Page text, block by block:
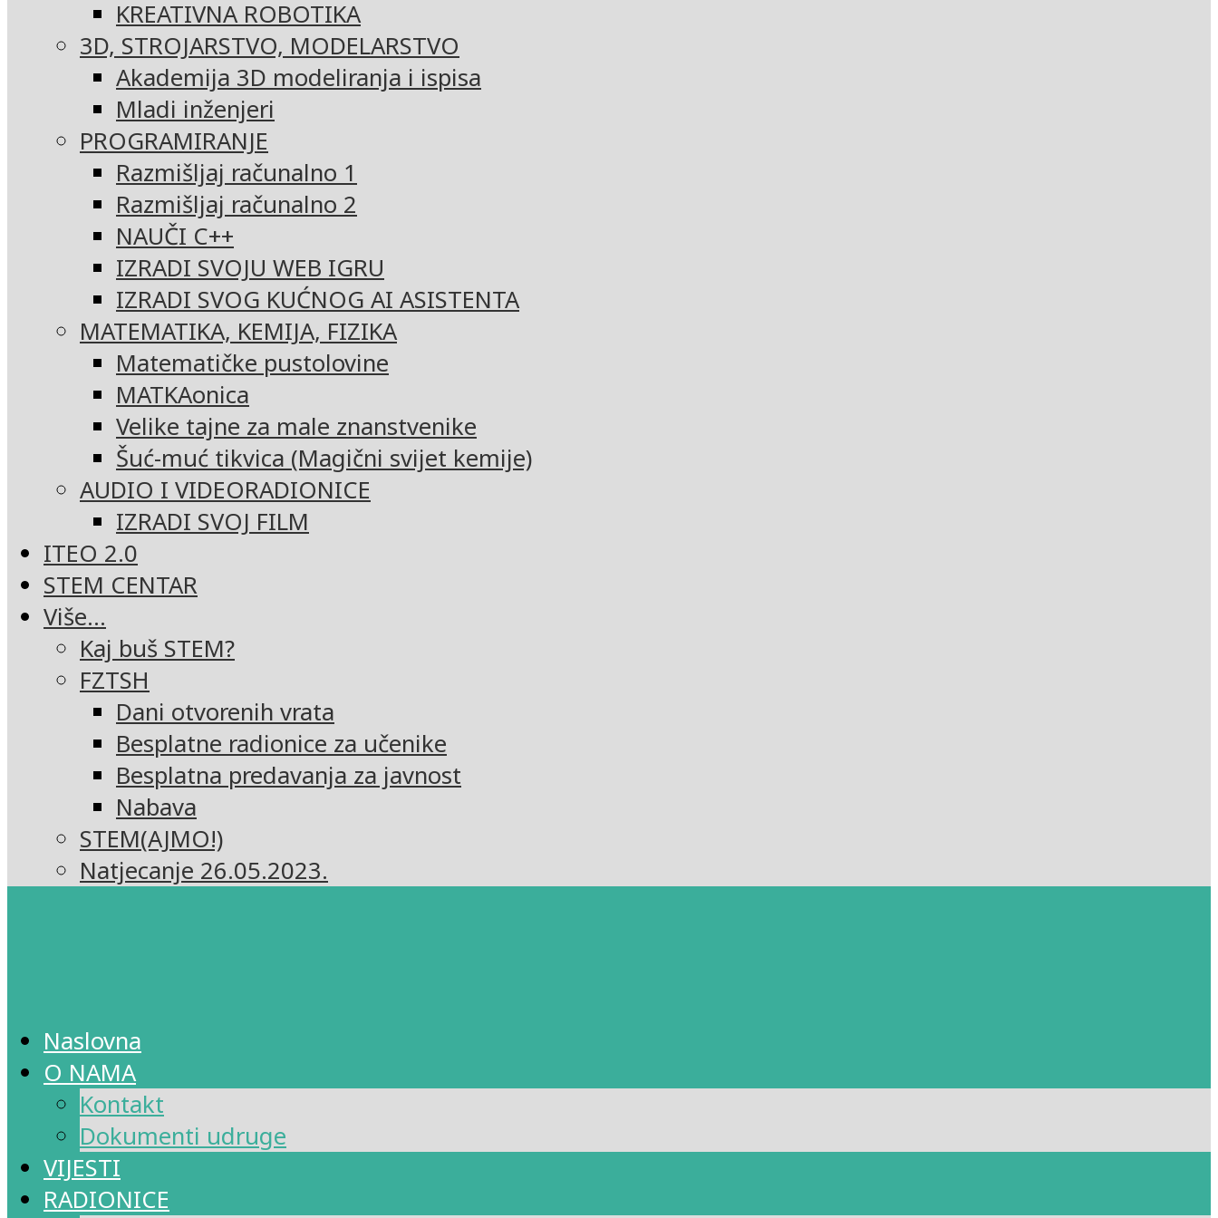
KREATIVNA ROBOTIKA
3D, STROJARSTVO, MODELARSTVO
Akademija 3D modeliranja i ispisa
Mladi inženjeri
PROGRAMIRANJE
Razmišljaj računalno 1
Razmišljaj računalno 2
NAUČI C++
IZRADI SVOJU WEB IGRU
IZRADI SVOG KUĆNOG AI ASISTENTA
MATEMATIKA, KEMIJA, FIZIKA
Matematičke pustolovine
MATKAonica
Velike tajne za male znanstvenike
Šuć-muć tikvica (Magični svijet kemije)
AUDIO I VIDEORADIONICE
IZRADI SVOJ FILM
ITEO 2.0
STEM CENTAR
Više…
Kaj buš STEM?
FZTSH
Dani otvorenih vrata
Besplatne radionice za učenike
Besplatna predavanja za javnost
Nabava
STEM(AJMO!)
Natjecanje 26.05.2023.
Naslovna
O NAMA
Kontakt
Dokumenti udruge
VIJESTI
RADIONICE